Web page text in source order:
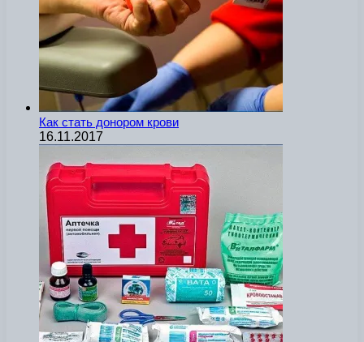
Как стать донором крови
16.11.2017